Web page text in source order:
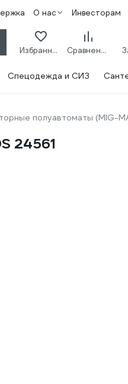
О нас Инвесторам
Избранное Сравнение
Спецодежда и СИЗ
полуавтоматы (MIG-
24561